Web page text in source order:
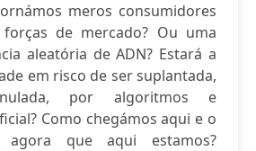
meros consumidores
de mercado? Ou uma
aleatória de ADN? Estará a
em risco de ser suplantada,
por algoritmos e
Como chegámos aqui e o
agora que aqui estamos?